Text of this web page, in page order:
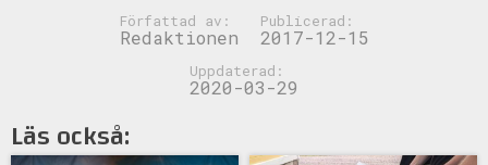
Författad av:
Redaktionen
Publicerad:
2017-12-15
Uppdaterad:
2020-03-29
Läs också: